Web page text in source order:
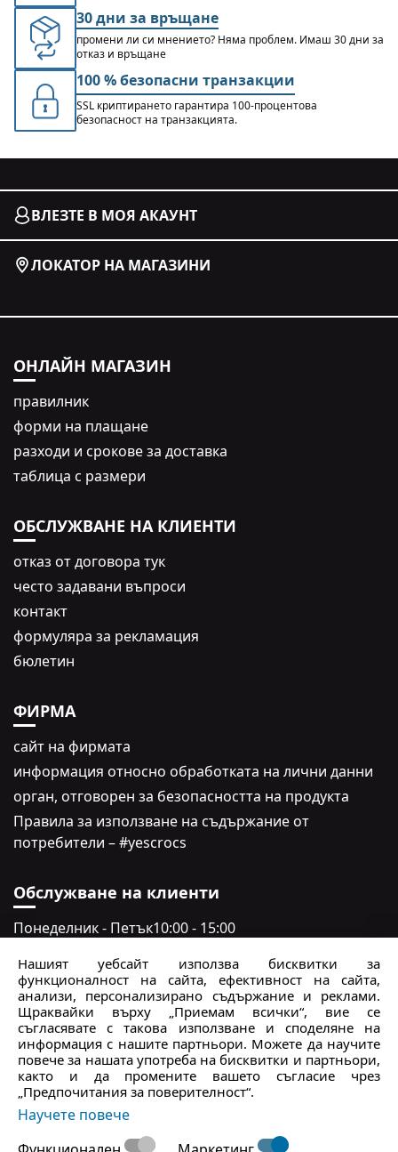
30 дни за връщане
промени ли си мнението? Няма проблем. Имаш 30 дни за
отказ и връщане
100 % безопасни транзакции
SSL криптирането гарантира 100-процентова
безопасност на транзакцията.
ВЛЕЗТЕ В МОЯ АКАУНТ
ЛОКАТОР НА МАГАЗИНИ
ОНЛАЙН МАГАЗИН
правилник
форми на плащане
разходи и срокове за доставка
таблица с размери
ОБСЛУЖВАНЕ НА КЛИЕНТИ
oтказ от договора тук
често задавани въпроси
контакт
формуляра за рекламация
бюлетин
ФИРМА
сайт на фирмата
информация относно обработката на лични данни
oрган, отговорен за безопасността на продукта
Правила за използване на съдържание от
потребители – #yescrocs
Обслужване на клиенти
Понеделник - Петък10:00 - 15:00
crocs.bg@intersocks.pl
+359
Изпрати
ПриемамПолитиката за поверителност
Нашият уебсайт използва бисквитки за
функционалност на сайта, ефективност на сайта,
анализи, персонализирано съдържание и реклами.
Щраквайки върху „Приемам всички“, вие се
съгласявате с такова използване и споделяне на
информация с нашите партньори. Можете да научите
повече за нашата употреба на бисквитки и партньори,
както и да промените вашето съгласие чрез
„Предпочитания за поверителност“.
Научете повече